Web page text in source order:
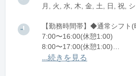
月, 火, 水, 木, 金, 土, 日, 祝,
【勤務時間帯】◆通常シフト
7:00〜16:00(休憩1:00)
8:00〜17:00(休憩1:00)
12:00〜21:00(休憩1:00)
...続きを見る